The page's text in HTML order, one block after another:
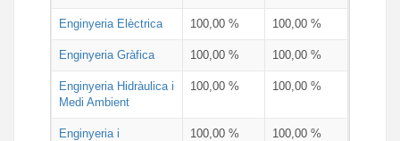
Enginyeria Elèctrica 100,00 % 100,00 %
Enginyeria Gràfica 100,00 % 100,00 %
Enginyeria Hidràulica i
Medi Ambient
100,00 % 100,00 %
Enginyeria i
100,00 % 100,00 %